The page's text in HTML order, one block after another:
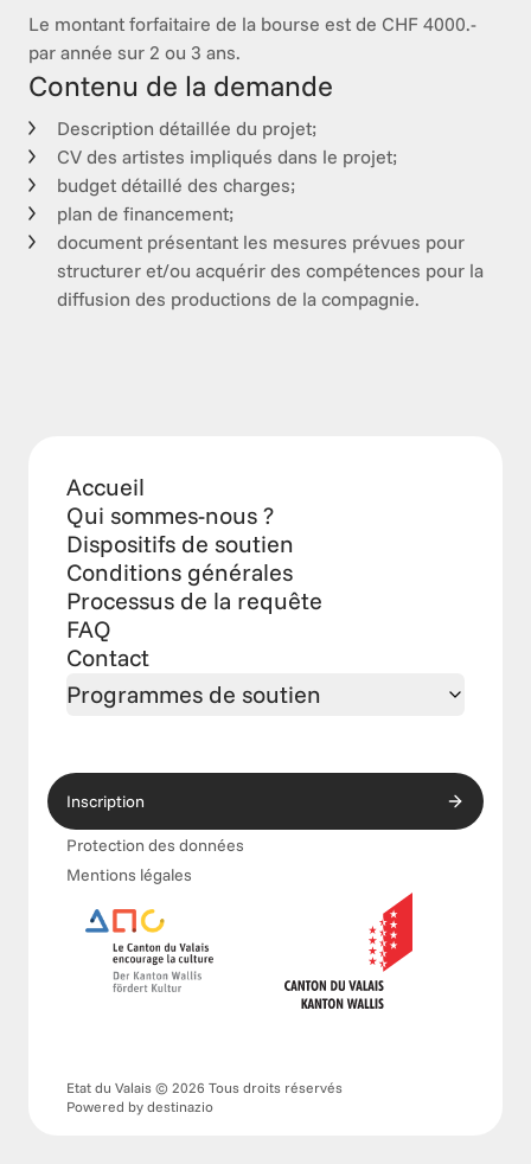
Le montant forfaitaire de la bourse est de CHF 4000.-
Contenu de la demande
Description détaillée du projet;
CV des artistes impliqués dans le projet;
budget détaillé des charges;
plan de financement;
document présentant les mesures prévues pour
structurer et/ou acquérir des compétences pour la
diffusion des productions de la compagnie.
Accueil
Qui sommes-nous ?
Dispositifs de soutien
Conditions générales
Processus de la requête
FAQ
Contact
Programmes de soutien
Inscription
Protection des données
Mentions légales
Etat du Valais © 2026 Tous droits réservés
Powered by destinazio